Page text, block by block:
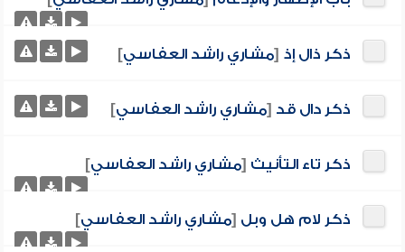
ذكر ذال إذ [مشاري راشد العفاسي]
ذكر دال قد [مشاري راشد العفاسي]
ذكر تاء التأنيث [مشاري راشد العفاسي]
ذكر لام هل وبل [مشاري راشد العفاسي]